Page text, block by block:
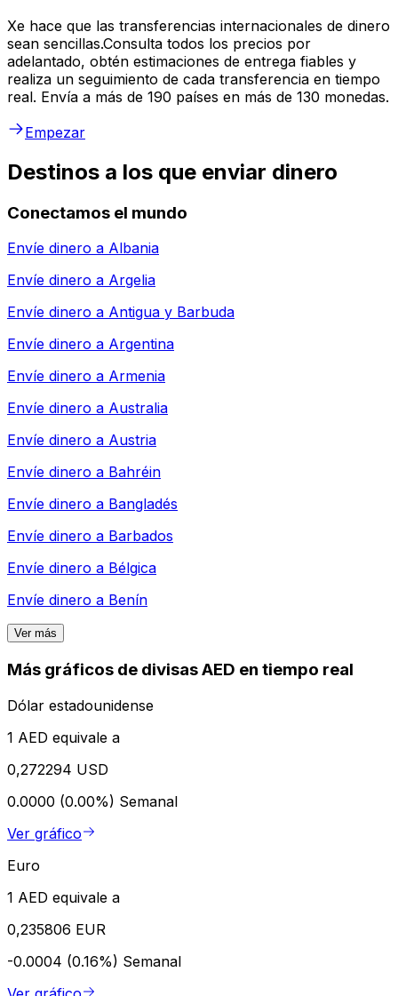
Xe hace que las transferencias internacionales de dinero
sean sencillas.Consulta todos los precios por
adelantado, obtén estimaciones de entrega fiables y
realiza un seguimiento de cada transferencia en tiempo
real. Envía a más de 190 países en más de 130 monedas.
Empezar
Destinos a los que enviar dinero
Conectamos el mundo
Envíe dinero a Albania
Envíe dinero a Argelia
Envíe dinero a Antigua y Barbuda
Envíe dinero a Argentina
Envíe dinero a Armenia
Envíe dinero a Australia
Envíe dinero a Austria
Envíe dinero a Bahréin
Envíe dinero a Bangladés
Envíe dinero a Barbados
Envíe dinero a Bélgica
Envíe dinero a Benín
Ver más
Más gráficos de divisas AED en tiempo real
Dólar estadounidense
1 AED equivale a
0,272294 USD
0.0000 (0.00%) Semanal
Ver gráfico
Euro
1 AED equivale a
0,235806 EUR
-0.0004 (0.16%) Semanal